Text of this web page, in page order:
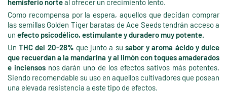
hemisferio norteal ofrecer un crecimiento lento.
Como recompensa por la espera, aquellos que decidan comprar
las semillas Golden Tiger baratas de Ace Seeds tendrán acceso a
un efecto psicodélico, estimulante y duradero muy potente.
UnTHC del 20-28% que junto a su sabor y aroma ácido y dulce
que recuerdan a la mandarina y al limón con toques amaderados
e inciensosnos darán uno de los efectos sativos más potentes.
Siendo recomendable su uso en aquellos cultivadores que posean
una elevada resistencia a este tipo de efectos.